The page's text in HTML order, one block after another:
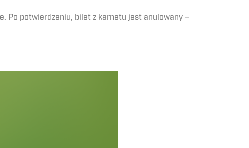
Po potwierdzeniu, bilet z karnetu jest anulowany –